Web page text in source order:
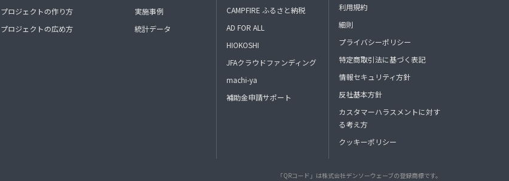
プロジェクトの作り方
プロジェクトの広め方
実施事例
統計データ
CAMPFIRE ふるさと納税
AD FOR ALL
HIOKOSHI
JFAクラウドファンディング
machi-ya
補助金申請サポート
利用規約
細則
プライバシーポリシー
特定商取引法に基づく表記
情報セキュリティ方針
反社基本方針
カスタマーハラスメントに対す
る考え方
クッキーポリシー
「QRコード」は株式会社デンソーウェーブの登録商標です。